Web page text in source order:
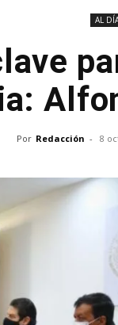
AL
Por Redacción - 8